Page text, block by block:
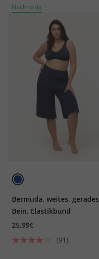
Nachhaltig
Bermuda, weites, gerades
Bein, Elastikbund
25,99€
(91)